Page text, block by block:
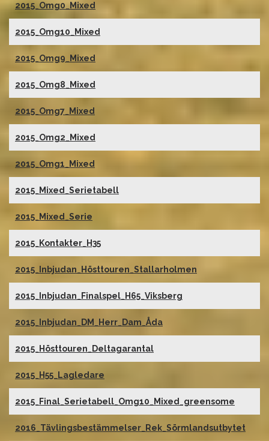
2015_Omg0_Mixed
2015_Omg10_Mixed
2015_Omg9_Mixed
2015_Omg8_Mixed
2015_Omg7_Mixed
2015_Omg2_Mixed
2015_Omg1_Mixed
2015_Mixed_Serietabell
2015_Mixed_Serie
2015_Kontakter_H35
2015_Inbjudan_Hösttouren_Stallarholmen
2015_Inbjudan_Finalspel_H65_Viksberg
2015_Inbjudan_DM_Herr_Dam_Åda
2015_Hösttouren_Deltagarantal
2015_H55_Lagledare
2015_Final_Serietabell_Omg10_Mixed_greensome
2016_Tävlingsbestämmelser_Rek_Sörmlandsutbytet